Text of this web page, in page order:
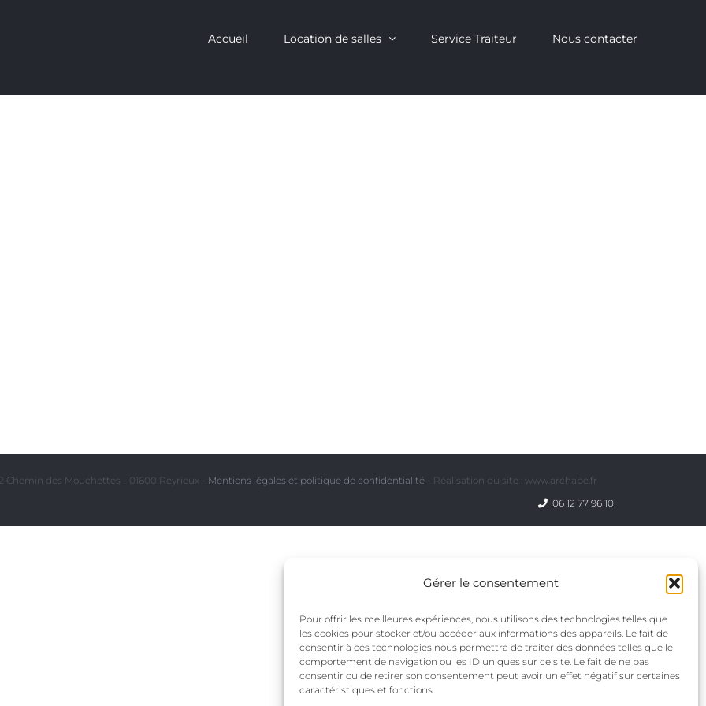
Gérer le consentement
Pour offrir les meilleures expériences, nous utilisons des technologies telles que
les cookies pour stocker et/ou accéder aux informations des appareils. Le fait de
consentir à ces technologies nous permettra de traiter des données telles que le
comportement de navigation ou les ID uniques sur ce site. Le fait de ne pas
consentir ou de retirer son consentement peut avoir un effet négatif sur certaines
caractéristiques et fonctions.
Accueil Location de salles Service Traiteur Nous contacter
Chemin des Mouchettes - 01600 Reyrieux - Mentions légales et politique de confidentialité - Réalisation du site : www.archabe.fr
06 12 77 96 10